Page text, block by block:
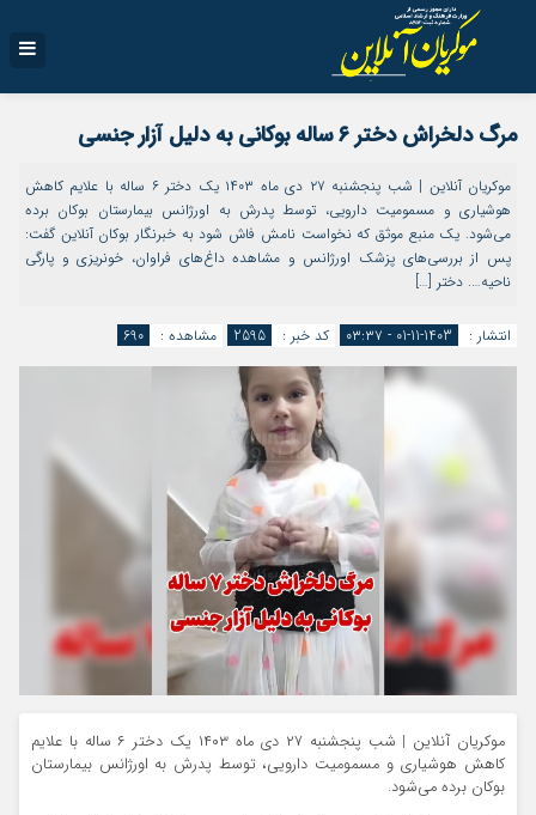
مرگ دلخراش دختر ۶ ساله بوکانی به دلیل آزار جنسی
موکریان آنلاین | شب پنجشنبه ۲۷ دی ماه ۱۴۰۳ یک دختر ۶ ساله با علایم کاهش
هوشیاری و مسمومیت دارویی، توسط پدرش به اورژانس بیمارستان بوکان برده
می‌شود. یک منبع موثق که نخواست نامش فاش شود به خبرنگار بوکان آنلاین گفت:
پس از بررسی‌‌های پزشک اورژانس و مشاهده داغ‌های فراوان، خونریزی و پارگی
ناحیه…. دختر […]
انتشار : 1403-11-01 - ۰۳:۳۷ کد خبر : 2595 مشاهده : 690
موکریان آنلاین | شب پنجشنبه ۲۷ دی ماه ۱۴۰۳ یک دختر ۶ ساله با علایم
کاهش هوشیاری و مسمومیت دارویی، توسط پدرش به اورژانس بیمارستان
بوکان برده می‌شود.